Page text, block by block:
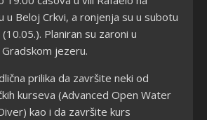
u Beloj Crkvi, a ronjenja su u subotu
Planiran su zaroni u
jezeru.
prilika da završite neki od
kurseva (Advanced Open Water
kao i da završite kurs